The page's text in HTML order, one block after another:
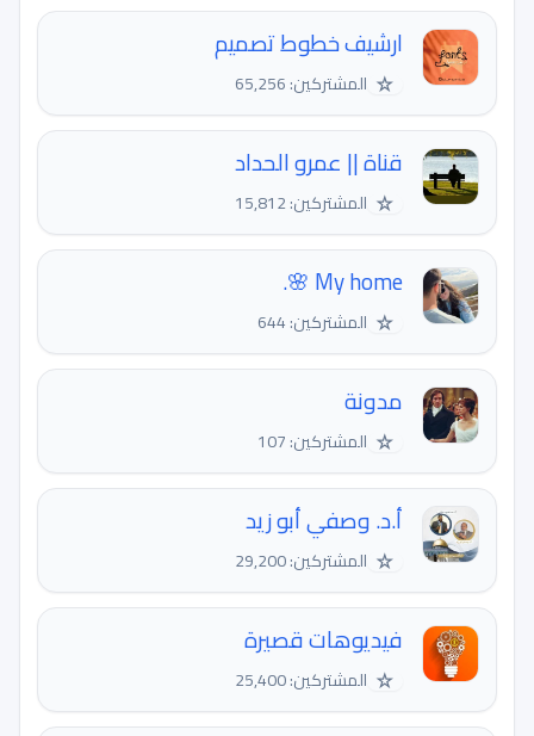
ارشيف خطوط تصميم
☆ المشتركين: 65,256
قناة || عمرو الحداد
☆ المشتركين: 15,812
My home 🌸.
☆ المشتركين: 644
مدونة
☆ المشتركين: 107
أ.د. وصفي أبو زيد
☆ المشتركين: 29,200
فيديوهات قصيرة
☆ المشتركين: 25,400